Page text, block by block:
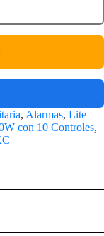
, Alarmas, Lite
con 10 Controles,